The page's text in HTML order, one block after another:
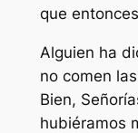
que
Alguien ha
no comen
Bien,
hubiéramos